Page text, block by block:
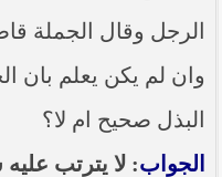
الرجل وقال الجملة
وان لم يكن يعلم بان
البذل صحيح ام لا؟
الجواب: لا يترتب